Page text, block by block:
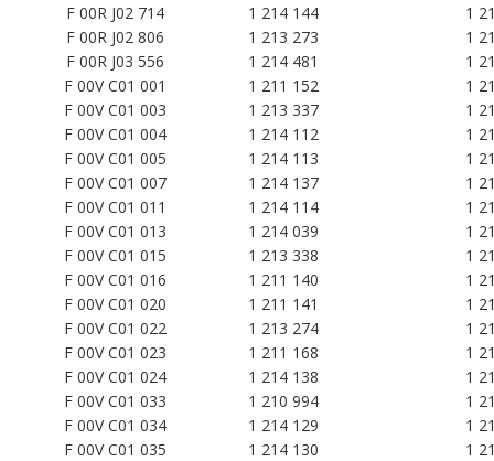
F 00R J02 714
1 214 144
1
F 00R J02 806
1 213 273
1
F 00R J03 556
1 214 481
1
F 00V C01 001
1 211 152
1
F 00V C01 003
1 213 337
1
F 00V C01 004
1 214 112
1
F 00V C01 005
1 214 113
1
F 00V C01 007
1 214 137
1
F 00V C01 011
1 214 114
1
F 00V C01 013
1 214 039
1
F 00V C01 015
1 213 338
1
F 00V C01 016
1 211 140
1
F 00V C01 020
1 211 141
1
F 00V C01 022
1 213 274
1
F 00V C01 023
1 211 168
1
F 00V C01 024
1 214 138
1
F 00V C01 033
1 210 994
1
F 00V C01 034
1 214 129
1
F 00V C01 035
1 214 130
1